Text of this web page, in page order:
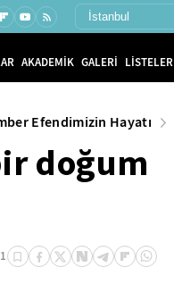
AKADEMİK GALERİ LİSTELER
Efendimizin Hayatı
doğum